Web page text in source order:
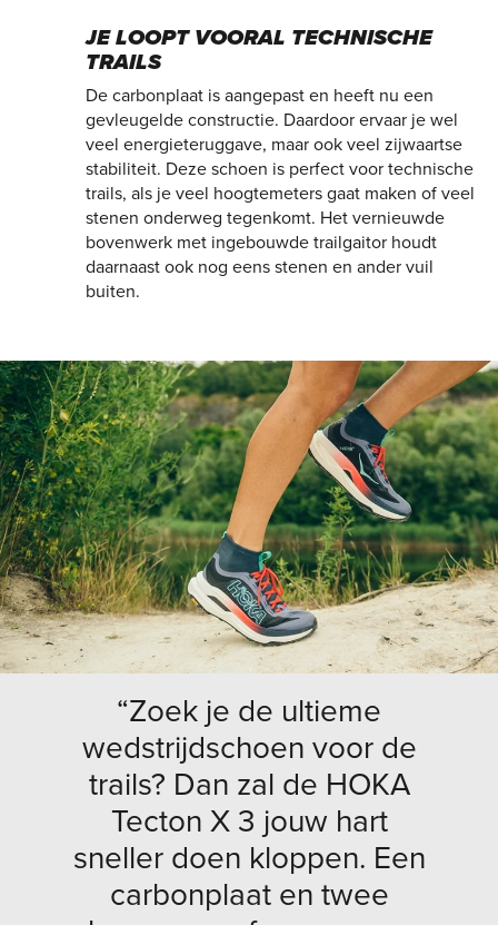
JE LOOPT VOORAL TECHNISCHE
TRAILS
De carbonplaat is aangepast en heeft nu een
gevleugelde constructie. Daardoor ervaar je wel
veel energieteruggave, maar ook veel zijwaartse
stabiliteit. Deze schoen is perfect voor technische
trails, als je veel hoogtemeters gaat maken of veel
stenen onderweg tegenkomt. Het vernieuwde
bovenwerk met ingebouwde trailgaitor houdt
daarnaast ook nog eens stenen en ander vuil
buiten.
“Zoek je de ultieme
wedstrijdschoen voor de
trails? Dan zal de HOKA
Tecton X 3 jouw hart
sneller doen kloppen. Een
carbonplaat en twee